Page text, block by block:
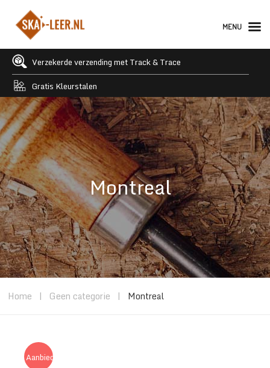
Verzekerde verzending met Track & Trace
Gratis Kleurstalen
Montreal
Home | Geen categorie | Montreal
Aanbieding!
MENU